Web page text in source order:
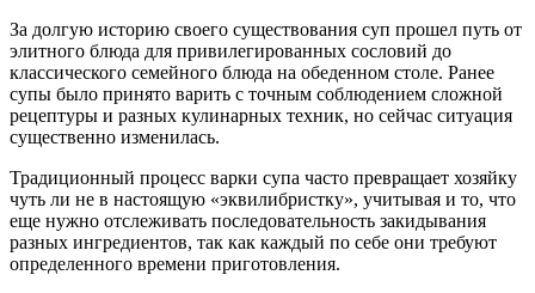
За долгую историю своего существования суп прошел путь от
элитного блюда для привилегированных сословий до
классического семейного блюда на обеденном столе. Ранее
супы было принято варить с точным соблюдением сложной
рецептуры и разных кулинарных техник, но сейчас ситуация
существенно изменилась.
Традиционный процесс варки супа часто превращает хозяйку
чуть ли не в настоящую «эквилибристку», учитывая и то, что
еще нужно отслеживать последовательность закидывания
разных ингредиентов, так как каждый по себе они требуют
определенного времени приготовления.